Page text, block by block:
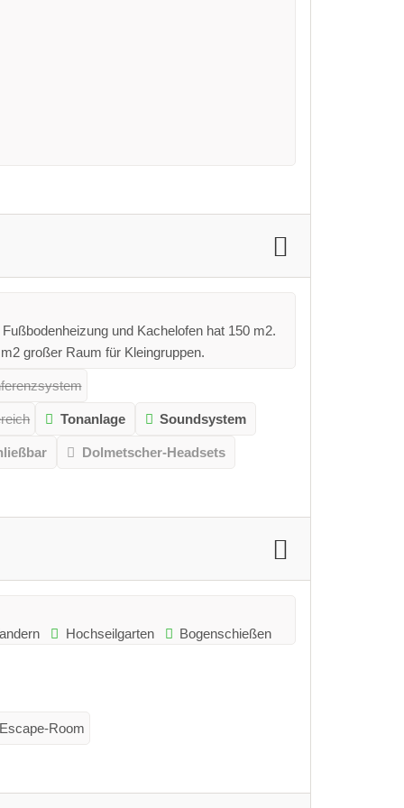
und Kachelofen hat 150 m2.
großer Raum für Kleingruppen.
Tonanlage Soundsystem
Dolmetscher-Headsets
Hochseilgarten Bogenschießen
Room